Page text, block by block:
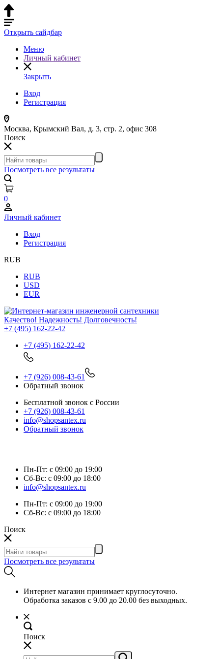
Открыть сайдбар
Меню
Личный кабинет
Закрыть
Вход
Регистрация
Москва, Крымский Вал, д. 3, стр. 2, офис 308
Поиск
Посмотреть все результаты
0
Личный кабинет
Вход
Регистрация
RUB
RUB
USD
EUR
Качество! Надежность! Долговечность!
+7 (495) 162-22-42
+7 (495) 162-22-42
+7 (926) 008-43-61
Обратный звонок
Бесплатной звонок с России
+7 (926) 008-43-61
info@shopsantex.ru
Обратный звонок
Пн-Пт: с 09:00 до 19:00
Сб-Вс: с 09:00 до 18:00
info@shopsantex.ru
Пн-Пт: с 09:00 до 19:00
Сб-Вс: с 09:00 до 18:00
Поиск
Посмотреть все результаты
Интернет магазин принимает круглосуточно.
Обработка заказов с 9.00 до 20.00 без выходных.
Поиск